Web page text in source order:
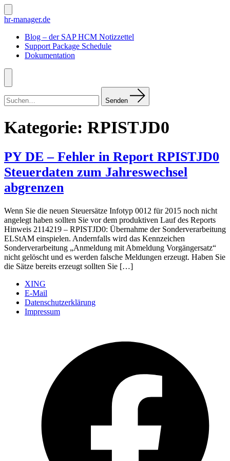
Zum
Inhalt
Suche
ein-/ausblenden
hr-manager.de
Blog – der SAP HCM Notizzettel
Support Package Schedule
Dokumentation
Menü
nach:
Senden
Kategorie: RPISTJD0
PY DE – Fehler in Report RPISTJD0
Steuerdaten zum Jahreswechsel
abgrenzen
Wenn Sie die neuen Steuersätze Infotyp 0012 für 2015 noch nicht
angelegt haben sollten Sie vor dem produktiven Lauf des Reports
Hinweis 2114219 – RPISTJD0: Übernahme der Sonderverarbeitung
ELStAM einspielen. Andernfalls wird das Kennzeichen
Sonderverarbeitung „Anmeldung mit Abmeldung Vorgängersatz“
nicht gelöscht und es werden falsche Meldungen erzeugt. Haben Sie
die Sätze bereits erzeugt sollten Sie […]
XING
E-Mail
Datenschutzerklärung
Impressum